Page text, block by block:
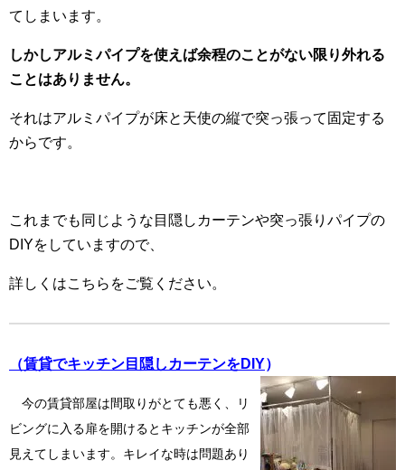
てしまいます。
しかしアルミパイプを使えば余程のことがない限り外れる
ことはありません。
それはアルミパイプが床と天使の縦で突っ張って固定する
からです。
これまでも同じような目隠しカーテンや突っ張りパイプの
DIYをしていますので、
詳しくはこちらをご覧ください。
（賃貸でキッチン目隠しカーテンをDIY）
今の賃貸部屋は間取りがとても悪く、リ
ビングに入る扉を開けるとキッチンが全部
見えてしまいます。キレイな時は問題あり